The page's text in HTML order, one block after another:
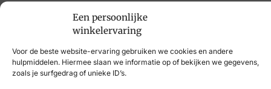
Een persoonlijke
winkelervaring
Voor de beste website-ervaring gebruiken we cookies en andere
hulpmiddelen. Hiermee slaan we informatie op of bekijken we gegevens,
zoals je surfgedrag of unieke ID’s.
SJ Schoenen
Skechers
Solidus
Stretch Walker
Sun 68
T